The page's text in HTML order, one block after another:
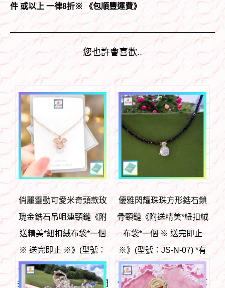
件 或以上 一律8折※ 《包順豐運費》
您也許會喜歡..
俏麗靈動可愛米奇頭款玫
瑰金鋯石吊咀連頸鏈《附
送精美*紐扣絨布袋*一個
※ 送完即止 ※》(型號：
JS-N-05)【 ※長期優惠 9
折, 第二件 85折, 第三件開
優雅閃耀珠珠方形鋯石鎖
骨頸鏈《附送精美*紐扣絨
布袋*一個 ※ 送完即止
※》(型號：JS-N-07) *有
短片實物介紹* 【 ※長期
優惠 9折, 第二件 85折, 第